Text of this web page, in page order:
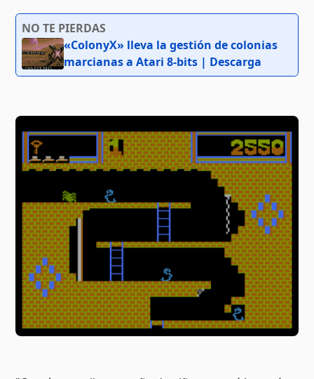
NO TE PIERDAS
«ColonyX» lleva la gestión de colonias
marcianas a Atari 8-bits | Descarga